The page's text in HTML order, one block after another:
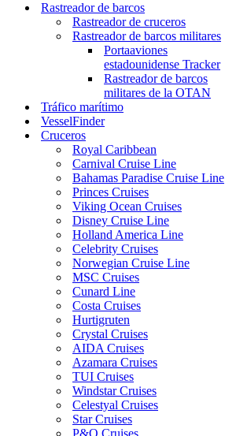
navegaciónRastreador de barcos
Rastreador de cruceros
Rastreador de barcos militares
Portaaviones
estadounidense Tracker
Rastreador de barcos
militares de la OTAN
Tráfico marítimo
VesselFinder
Cruceros
Royal Caribbean
Carnival Cruise Line
Bahamas Paradise Cruise Line
Princes Cruises
Viking Ocean Cruises
Disney Cruise Line
Holland America Line
Celebrity Cruises
Norwegian Cruise Line
MSC Cruises
Cunard Line
Costa Cruises
Hurtigruten
Crystal Cruises
AIDA Cruises
Azamara Cruises
TUI Cruises
Windstar Cruises
Celestyal Cruises
Star Cruises
P&O Cruises